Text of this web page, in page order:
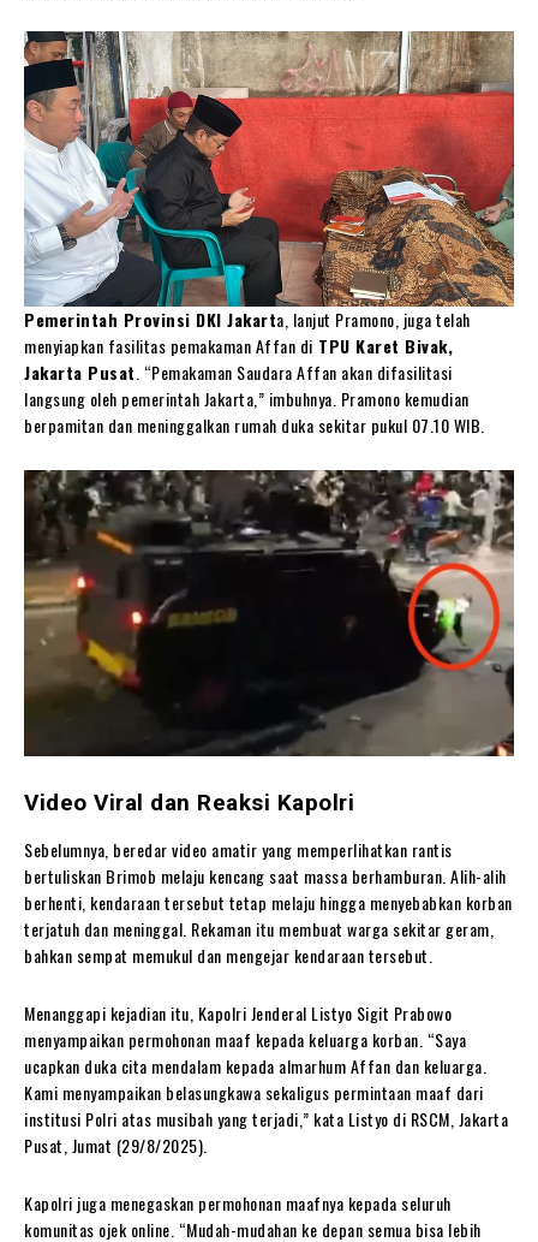
Pemerintah Provinsi DKI Jakarta, lanjut Pramono, juga telah
menyiapkan fasilitas pemakaman Affan di TPU Karet Bivak,
Jakarta Pusat. “Pemakaman Saudara Affan akan difasilitasi
langsung oleh pemerintah Jakarta,” imbuhnya. Pramono kemudian
berpamitan dan meninggalkan rumah duka sekitar pukul 07.10 WIB.
Video Viral dan Reaksi Kapolri
Sebelumnya, beredar video amatir yang memperlihatkan rantis
bertuliskan Brimob melaju kencang saat massa berhamburan. Alih-alih
berhenti, kendaraan tersebut tetap melaju hingga menyebabkan korban
terjatuh dan meninggal. Rekaman itu membuat warga sekitar geram,
bahkan sempat memukul dan mengejar kendaraan tersebut.
Menanggapi kejadian itu, Kapolri Jenderal Listyo Sigit Prabowo
menyampaikan permohonan maaf kepada keluarga korban. “Saya
ucapkan duka cita mendalam kepada almarhum Affan dan keluarga.
Kami menyampaikan belasungkawa sekaligus permintaan maaf dari
institusi Polri atas musibah yang terjadi,” kata Listyo di RSCM, Jakarta
Pusat, Jumat (29/8/2025).
Kapolri juga menegaskan permohonan maafnya kepada seluruh
komunitas ojek online. “Mudah-mudahan ke depan semua bisa lebih